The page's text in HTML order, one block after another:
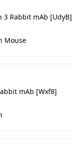
3 Rabbit mAb [UdyB]
Mouse
mAb [Wxf8]